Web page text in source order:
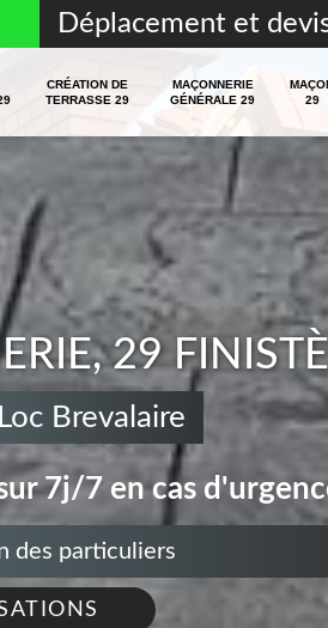
Déplacement et
CRÉATION DE
TERRASSE 29
MAÇONNERIE
GÉNÉRALE 29
29
29
Brevalaire
7j/7 en cas
des particuliers